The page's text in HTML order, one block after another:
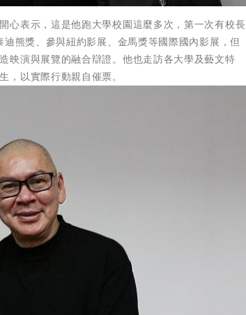
心表示，這是他跑大學校園這麼多次，第一次有校長
熊獎、參與紐約影展、金馬獎等國際國內影展，但
映演與展覽的融合辯證。他也走訪各大學及藝文特
，以實際行動親自催票。